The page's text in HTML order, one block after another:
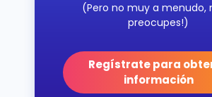
(Pero no muy a menudo,
preocupes!)
Regístrate para
información